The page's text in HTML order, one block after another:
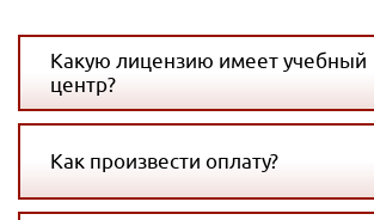
Какую лицензию имеет учебный
центр?
Как произвести оплату?